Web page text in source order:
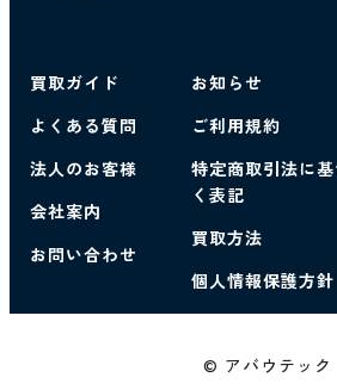
買取ガイド
よくある質問
法人のお客様
会社案内
お問い合わせ
お知らせ
ご利用規約
特定商取引法に
く表記
買取方法
個人情報保護方針
© アバウテック